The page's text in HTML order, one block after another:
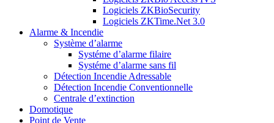
Logiciels ZKBioSecurity
Logiciels ZKTime.Net 3.0
Alarme & Incendie
Système d’alarme
Systéme d’alarme filaire
Systéme d’alarme sans fil
Détection Incendie Adressable
Détection Incendie Conventionnelle
Centrale d’extinction
Domotique
Point de Vente